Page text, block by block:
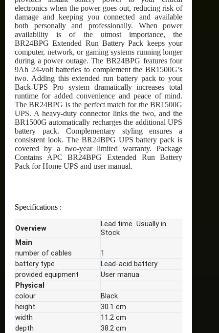
electronics when the power goes out, reducing risk of
damage and keeping you connected and available
both personally and professionally. When power
availability is of the utmost importance, the
BR24BPG Extended Run Battery Pack keeps your
computer, network, or gaming systems running longer
during a power outage. The BR24BPG features four
9Ah 24-volt batteries to complement the BR1500G’s
two. Adding this extended run battery pack to your
Back-UPS Pro system dramatically increases total
runtime for added convenience and peace of mind.
The BR24BPG is the perfect match for the BR1500G
UPS. A heavy-duty connector links the two, and the
BR1500G automatically recharges the additional UPS
battery pack. Complementary styling ensures a
consistent look. The BR24BPG UPS battery pack is
covered by a two-year limited warranty. Package
Contains APC BR24BPG Extended Run Battery
Pack for Home UPS and user manual.
Specifications :
Overview
Lead time Usually in
Stock
Main
number of cables
1
battery type
Lead-acid battery
provided equipment
User manua
Physical
colour
Black
height
30.1 cm
width
11.2 cm
depth
38.2 cm